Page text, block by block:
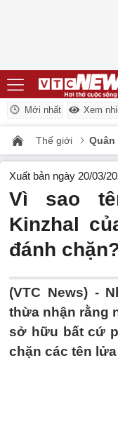
Mới nhất Xem
Thế giới Quân
Xuất bản ngày 20/03/
Vì sao
Kinzhal
đánh
(VTC News) -
thừa nhận rằng
sở hữu bất cứ
chặn các tên